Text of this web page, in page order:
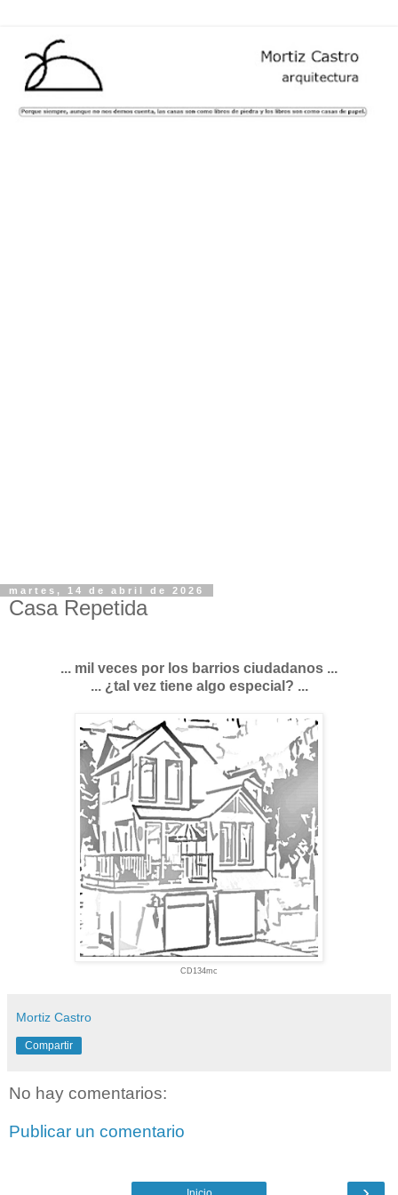
martes, 14 de abril de 2026
Casa Repetida
... mil veces por los barrios ciudadanos ...
... ¿tal vez tiene algo especial? ...
CD134mc
Mortiz Castro
Compartir
No hay comentarios:
Publicar un comentario